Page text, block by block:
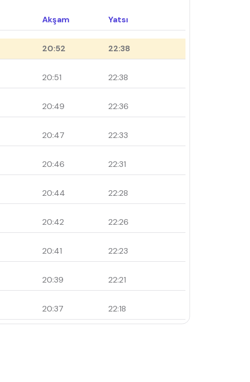
Akşam Yatsı
20:52 22:38
20:51 22:38
20:49 22:36
20:47 22:33
20:46 22:31
20:44 22:28
20:42 22:26
20:41 22:23
20:39 22:21
20:37 22:18